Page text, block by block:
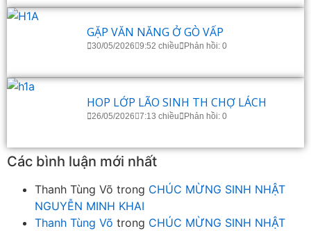
GẶP VĂN NĂNG Ở GÒ VẤP
30/05/2026 9:52 chiều Phản hồi: 0
HOP LỚP LÃO SINH TH CHỢ LÁCH
26/05/2026 7:13 chiều Phản hồi: 0
Các bình luận mới nhất
Thanh Tùng Võ trong CHÚC MỪNG SINH NHẬT
NGUYỄN MINH KHAI
Thanh Tùng Võ trong CHÚC MỪNG SINH NHẬT